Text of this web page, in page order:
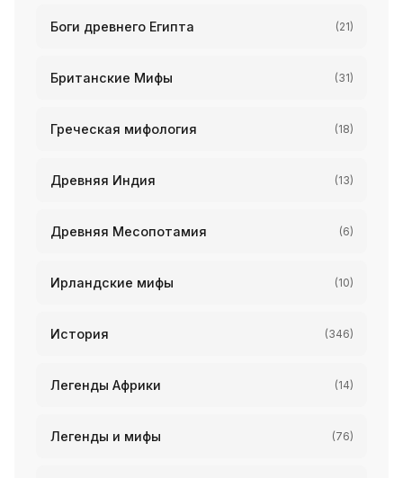
Боги древнего Египта (21)
Британские Мифы (31)
Греческая мифология (18)
Древняя Индия (13)
Древняя Месопотамия (6)
Ирландские мифы (10)
История (346)
Легенды Африки (14)
Легенды и мифы (76)